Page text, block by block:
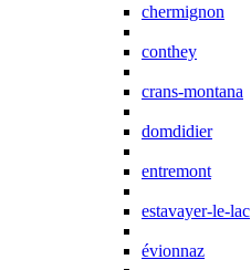
chermignon
conthey
crans-montana
domdidier
entremont
estavayer-le-lac
évionnaz